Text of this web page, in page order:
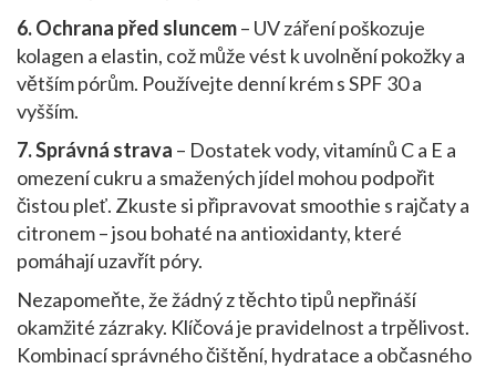
6. Ochrana před sluncem– UV záření poškozuje
kolagen a elastin, což může vést k uvolnění pokožky a
větším pórům. Používejte denní krém s SPF 30 a
vyšším.
7. Správná strava – Dostatek vody, vitamínů C a E a
omezení cukru a smažených jídel mohou podpořit
čistou pleť. Zkuste si připravovat smoothie s rajčaty a
citronem – jsou bohaté na antioxidanty, které
pomáhají uzavřít póry.
Nezapomeňte, že žádný z těchto tipů nepřináší
okamžité zázraky. Klíčová je pravidelnost a trpělivost.
Kombinací správného čištění, hydratace a občasného